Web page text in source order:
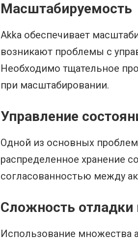
Масштабируемость
Akka обеспечивает
возникают проблемы с
Необходимо тщательное
при масштабировании.
Управление
Одной из основных проблем
распределенное хранение
согласованностью между
Сложность отладки
Использование множества